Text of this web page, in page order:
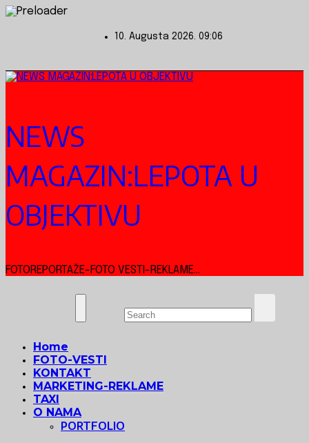
10. Augusta 2026. 09:06
NEWS
MAGAZIN:LEPOTA U
OBJEKTIVU
FOTOREPORTAŽE-FOTO VESTI-REKLAME...
Home
FOTO-VESTI
KONTAKT
MARKETING-REKLAME
TAXI
O NAMA
PORTFOLIO